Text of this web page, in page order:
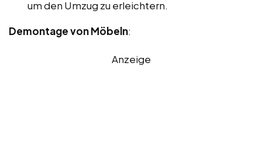
um den Umzug zu erleichtern.
Demontage von Möbeln:
Anzeige